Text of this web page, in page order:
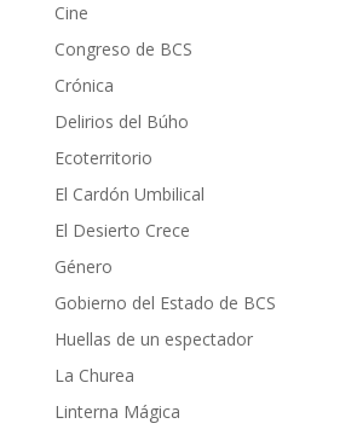
Cine
Congreso de BCS
Crónica
Delirios del Búho
Ecoterritorio
El Cardón Umbilical
El Desierto Crece
Género
Gobierno del Estado de BCS
Huellas de un espectador
La Churea
Linterna Mágica